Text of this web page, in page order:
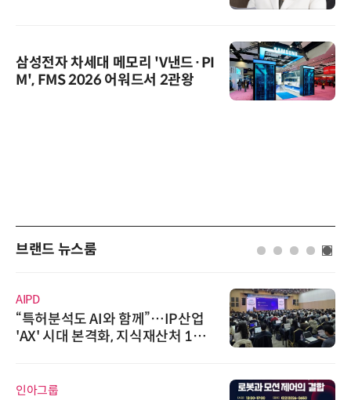
삼성전자 차세대 메모리 'V낸드·PI
M', FMS 2026 어워드서 2관왕
브랜드 뉴스룸
AIPD
“특허분석도 AI와 함께”…IP산업
'AX' 시대 본격화, 지식재산처 1호
인아그룹